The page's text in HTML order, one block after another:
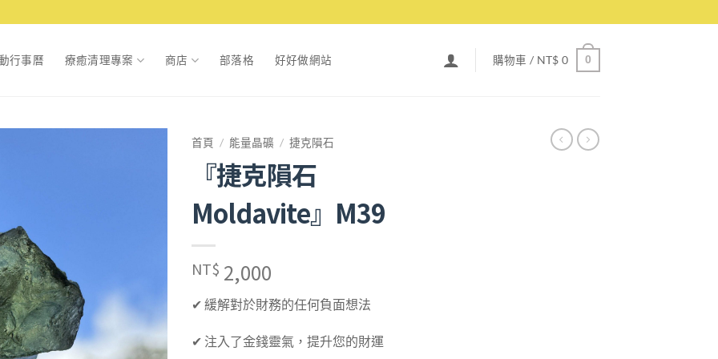
行事曆 療癒清理專案 商店 部落格 好好做網站 購物車 / NT$ 0 0
首頁 / 能量晶礦 / 捷克隕石
『捷克隕石
Moldavite』M39
NT$ 2,000
✔ 緩解對於財務的任何負面想法
✔ 注入了金錢靈氣，提升您的財運